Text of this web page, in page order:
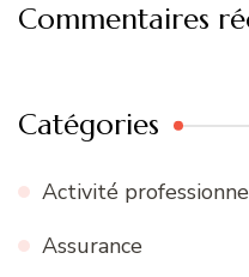
Commentaires
Catégories
Activité
Assurance